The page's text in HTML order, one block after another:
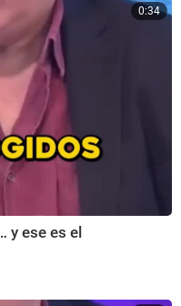
0:34
y ese es el